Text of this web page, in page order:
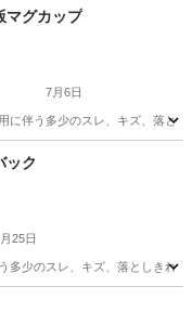
マグカップ
7月6日
に伴う多少のスレ、キズ、落
ック
25日
多少のスレ、キズ、落としき